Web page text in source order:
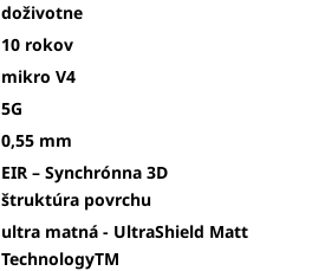
doživotne
10 rokov
mikro V4
5G
0,55 mm
EIR – Synchrónna 3D
štruktúra povrchu
ultra matná - UltraShield Matt
TechnologyTM